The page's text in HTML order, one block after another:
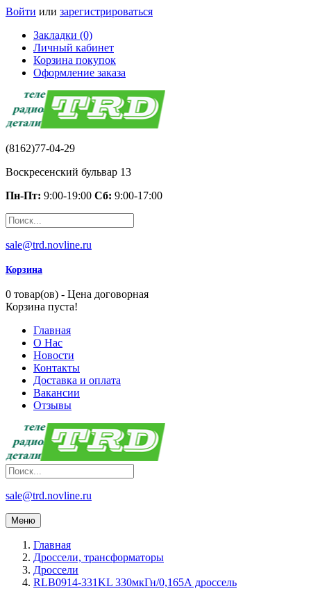
Войти или зарегистрироваться
Закладки (0)
Личный кабинет
Корзина покупок
Оформление заказа
(8162)77-04-29
Воскресенский бульвар 13
Пн-Пт: 9:00-19:00 Сб: 9:00-17:00
sale@trd.novline.ru
Корзина
0 товар(ов) - Цена договорная
Корзина пуста!
Главная
О Нас
Новости
Контакты
Доставка и оплата
Вакансии
Отзывы
sale@trd.novline.ru
Меню
Главная
Дроссели, трансформаторы
Дроссели
RLB0914-331KL 330мкГн/0,165А дроссель